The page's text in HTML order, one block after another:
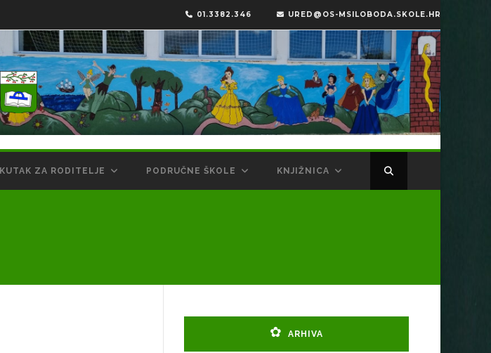
01.3382.346 URED@OS-MSILOBODA.SKOLE.HR
KUTAK ZA RODITELJE PODRUČNE ŠKOLE KNJIŽNICA
ARHIVA